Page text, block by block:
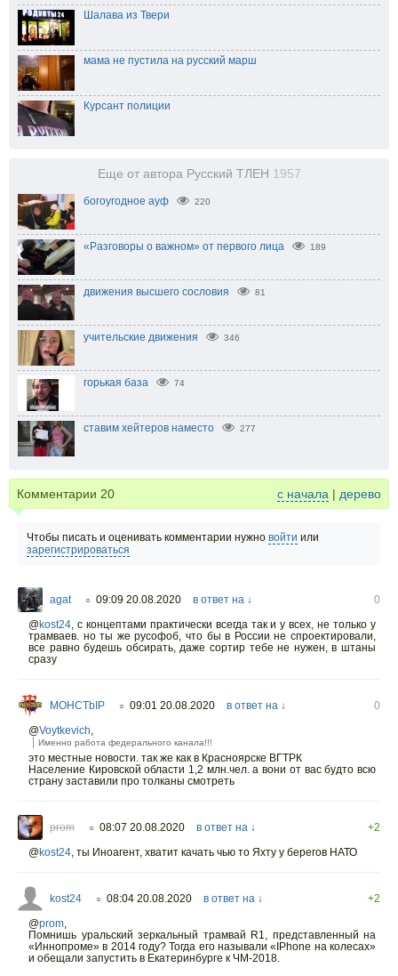
Шалава из Твери
мама не пустила на русский марш
Курсант полиции
Еще от автора Русский ТЛЕН 1957
богоугодное ауф 220
«Разговоры о важном» от первого лица 189
движения высшего сословия 81
учительские движения 346
горькая база 74
ставим хейтеров наместо 277
Комментарии 20 с начала | дерево
Чтобы писать и оценивать комментарии нужно войти или
зарегистрироваться
agat ○ 09:09 20.08.2020 в ответ на ↓
0
@kost24, с концептами практически всегда так и у всех, не только у
трамваев. но ты же русофоб, что бы в России не спроектировали,
все равно будешь обсирать, даже сортир тебе не нужен, в штаны
сразу
MOHCTbIP ○ 09:01 20.08.2020 в ответ на ↓
0
@Voytkevich,
Именно работа федерального канала!!!
это местные новости. так же как в Красноярске ВГТРК
Население Кировской области 1,2 млн.чел. а вони от вас будто всю
страну заставили про толканы смотреть
prom ○ 08:07 20.08.2020 в ответ на ↓
+2
@kost24, ты Иноагент, хватит качать чью то Яхту у берегов НАТО
kost24 ○ 08:04 20.08.2020 в ответ на ↓
+2
@prom,
Помнишь уральский зеркальный трамвай R1, представленный на
«Иннопроме» в 2014 году? Тогда его называли «IPhone на колесах»
и обещали запустить в Екатеринбурге к ЧМ-2018.